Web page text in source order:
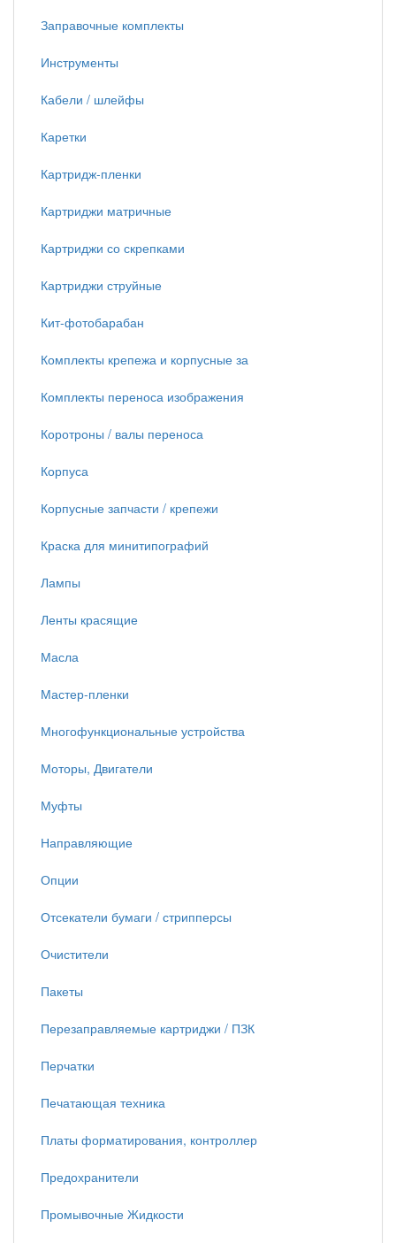
Заправочные комплекты
Инструменты
Кабели / шлейфы
Каретки
Картридж-пленки
Картриджи матричные
Картриджи со скрепками
Картриджи струйные
Кит-фотобарабан
Комплекты крепежа и корпусные за
Комплекты переноса изображения
Коротроны / валы переноса
Корпуса
Корпусные запчасти / крепежи
Краска для минитипографий
Лампы
Ленты красящие
Масла
Мастер-пленки
Многофункциональные устройства
Моторы, Двигатели
Муфты
Направляющие
Опции
Отсекатели бумаги / стрипперсы
Очистители
Пакеты
Перезаправляемые картриджи / ПЗК
Перчатки
Печатающая техника
Платы форматирования, контроллер
Предохранители
Промывочные Жидкости